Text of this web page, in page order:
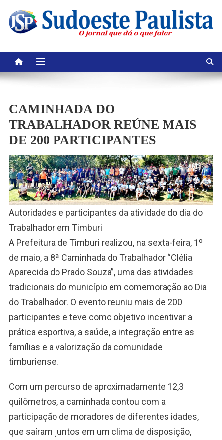
content
CAMINHADA DO
TRABALHADOR REÚNE MAIS
DE 200 PARTICIPANTES
Autoridades e participantes da atividade do dia do
Trabalhador em Timburi
A Prefeitura de Timburi realizou, na sexta-feira, 1º
de maio, a 8ª Caminhada do Trabalhador “Clélia
Aparecida do Prado Souza”, uma das atividades
tradicionais do município em comemoração ao Dia
do Trabalhador. O evento reuniu mais de 200
participantes e teve como objetivo incentivar a
prática esportiva, a saúde, a integração entre as
famílias e a valorização da comunidade
timburiense.
Com um percurso de aproximadamente 12,3
quilômetros, a caminhada contou com a
participação de moradores de diferentes idades,
que saíram juntos em um clima de disposição,